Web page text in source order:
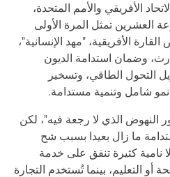
الأفريقي والأمم المتحدة،
العشرين تمثل المرة الأولى
الأفريقية، "مهد الإنسانية"،
وضمان استدامة الديون
التحول الطاقي، وتسخير
نمو شامل وتنمية مستدامة.
النهوض الذي لا رجعة فيه"، لكن
ما زال بعيدا بسبب شح
نامية كثيرة تنفق على خدمة
أو التعليم، بينما تُستخدم التجارة